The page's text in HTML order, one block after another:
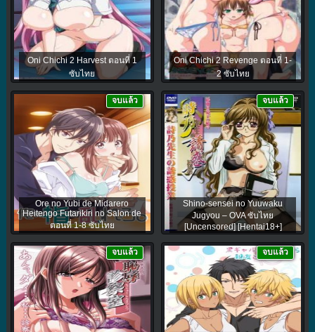
Oni Chichi 2 Harvest ตอนที่ 1
ซับไทย
Oni Chichi 2 Revenge ตอนที่ 1-
2 ซับไทย
Ore no Yubi de Midarero
Heitengo Futarikiri no Salon de
ตอนที่ 1-8 ซับไทย
จบแล้ว
Shino-sensei no Yuuwaku
Jugyou – OVA ซับไทย
[Uncensored] [Hentai18+]
จบแล้ว
จบแล้ว จบแล้ว